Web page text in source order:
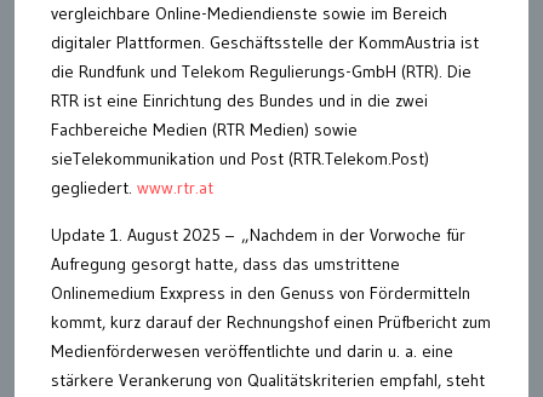
vergleichbare Online-Mediendienste sowie im Bereich
digitaler Plattformen. Geschäftsstelle der KommAustria ist
die Rundfunk und Telekom Regulierungs-GmbH (RTR). Die
RTR ist eine Einrichtung des Bundes und in die zwei
Fachbereiche Medien (RTR Medien) sowie
sieTelekommunikation und Post (RTR.Telekom.Post)
gegliedert. www.rtr.at
Update 1. August 2025 – „Nachdem in der Vorwoche für
Aufregung gesorgt hatte, dass das umstrittene
Onlinemedium Exxpress in den Genuss von Fördermitteln
kommt, kurz darauf der Rechnungshof einen Prüfbericht zum
Medienförderwesen veröffentlichte und darin u. a. eine
stärkere Verankerung von Qualitätskriterien empfahl, steht